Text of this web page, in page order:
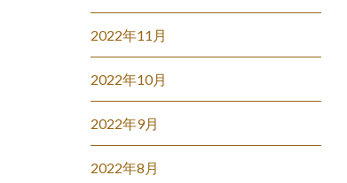
2022年11月
2022年10月
2022年9月
2022年8月